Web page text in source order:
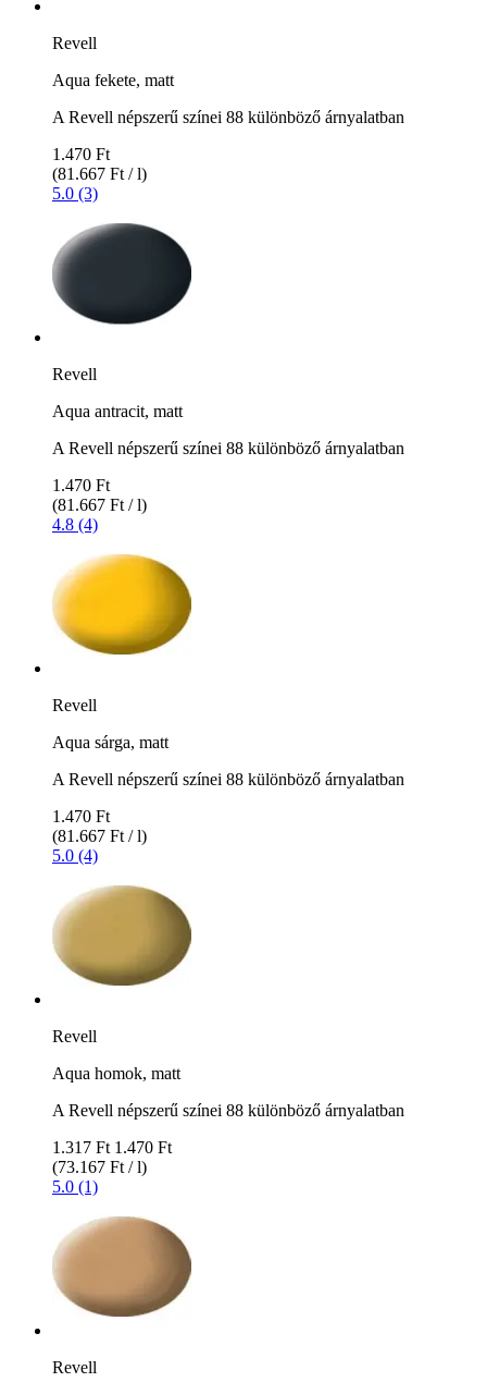
Revell
Aqua fekete, matt
A Revell népszerű színei 88 különböző árnyalatban
1.470 Ft
(81.667 Ft / l)
5.0 (3)
Revell
Aqua antracit, matt
A Revell népszerű színei 88 különböző árnyalatban
1.470 Ft
(81.667 Ft / l)
4.8 (4)
Revell
Aqua sárga, matt
A Revell népszerű színei 88 különböző árnyalatban
1.470 Ft
(81.667 Ft / l)
5.0 (4)
Revell
Aqua homok, matt
A Revell népszerű színei 88 különböző árnyalatban
1.317 Ft 1.470 Ft
(73.167 Ft / l)
5.0 (1)
Revell